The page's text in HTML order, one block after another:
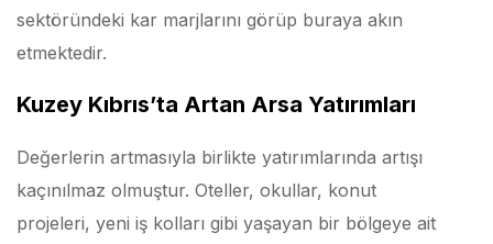
sektöründeki kar marjlarını görüp buraya akın
etmektedir.
Kuzey Kıbrıs’ta Artan Arsa Yatırımları
Değerlerin artmasıyla birlikte yatırımlarında artışı
kaçınılmaz olmuştur. Oteller, okullar, konut
projeleri, yeni iş kolları gibi yaşayan bir bölgeye ait